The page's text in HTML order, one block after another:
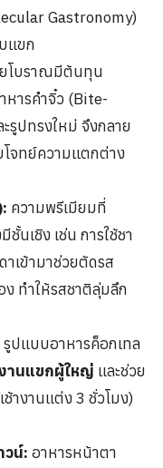
Gastronomy)
แขก
โบราณมีต้นทุน
ารคำจิ๋ว (Bite-
รูปทรงใหม่ จึงกลาย
จทย์ความแตกต่าง
ความพรีเมียมที่
นเชิง เช่น การใช้ชา
าเข้ามาช่วยตัดรส
ทำให้รสชาติลุ่มลึก
รูปแบบอาหารค็อกเทล
านแขกผู้ใหญ่ และช่วย
ช้างานแต่ง 3 ชั่วโมง)
วน์: อาหารหน้าตา